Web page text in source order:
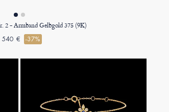
2 - Armband Gelbgold 375 (9K)
540 € -37%